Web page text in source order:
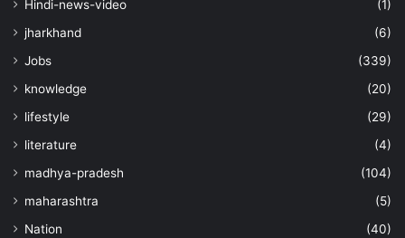
Hindi-news-video
(1)
jharkhand
(6)
Jobs
(339)
knowledge
(20)
lifestyle
(29)
literature
(4)
madhya-pradesh
(104)
maharashtra
(5)
Nation
(40)